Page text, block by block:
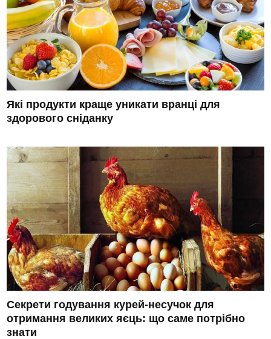
Які продукти краще уникати вранці для
здорового сніданку
Секрети годування курей-несучок для
отримання великих яєць: що саме потрібно
знати